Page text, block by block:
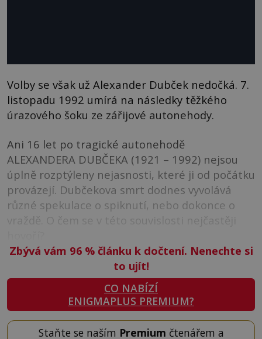
Volby se však už Alexander Dubček nedočká. 7.
listopadu 1992 umírá na následky těžkého
úrazového šoku ze zářijové autonehody.
Ani 16 let po tragické autonehodě
ALEXANDERA DUBČEKA (1921 – 1992) nejsou
úplně rozptýleny nejasnosti, které ji od počátku
provázejí. Dubčekova smrt dodnes vyvolává
různé spekulace o spiknutí, nebo dokonce o
vraždě. O čem se v této souvislosti nejčastěji
Zbývá vám 96 %článku k dočtení. Nenechte si
to ujít!
CO NABÍZÍ
ENIGMAPLUS PREMIUM?
Staňte se naším Premium čtenářem a